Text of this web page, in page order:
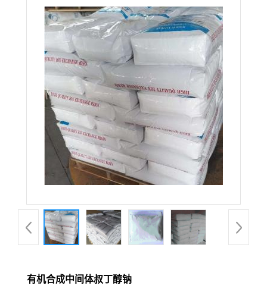
有机合成中间体叔丁醇钠